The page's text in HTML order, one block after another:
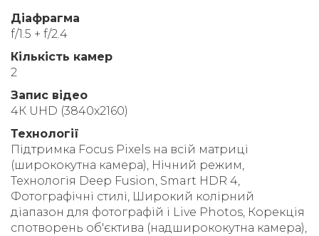
Діафрагма
f/1.5 + f/2.4
Кількість камер
2
Запис відео
4К UHD (3840x2160)
Технології
Підтримка Focus Pixels на всій матриці
(ширококутна камера), Нічний режим,
Технологія Deep Fusion, Smart HDR 4,
Фотографічні стилі, Широкий колірний
діапазон для фотографій і Live Photos, Корекція
спотворень об'єктива (надширококутна камера),